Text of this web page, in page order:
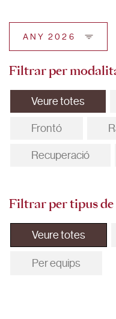
Filtrar per
Veure totes
Frontó
Recuperació
ANY 2026
Filtrar per tipus
Veure totes
Per equips